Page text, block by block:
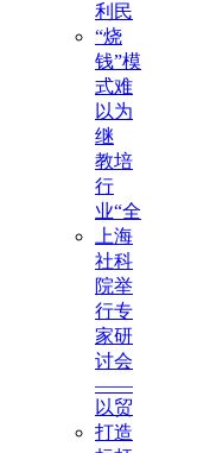
利民
“烧
钱”模
式难
以为
继
教培
行
业“全
上海
社科
院举
行专
家研
讨会
——
以贸
打造